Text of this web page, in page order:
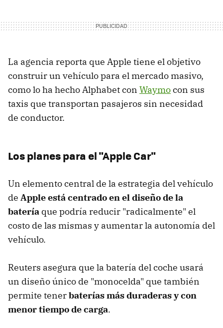
La agencia reporta que Apple tiene el objetivo
construir un vehículo para el mercado masivo,
como lo ha hecho Alphabet con Waymocon sus
taxis que transportan pasajeros sin necesidad
de conductor.
Los planes para el "Apple Car"
Un elemento central de la estrategia del vehículo
de Apple está centrado en el diseño de la
batería que podría reducir "radicalmente" el
costo de las mismas y aumentar la autonomía del
vehículo.
Reuters asegura que la batería del coche usará
un diseño único de "monocelda" que también
permite tenerbaterías más duraderas y con
menor tiempo de carga.